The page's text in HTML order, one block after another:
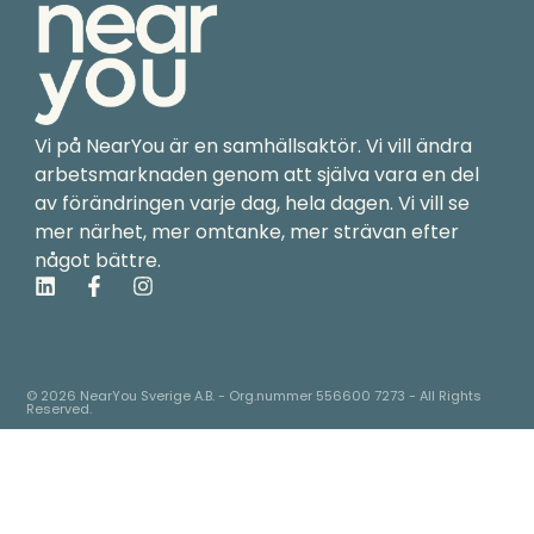
Vi på NearYou är en samhällsaktör. Vi vill ändra
arbetsmarknaden genom att själva vara en del
av förändringen varje dag, hela dagen. Vi vill se
mer närhet, mer omtanke, mer strävan efter
något bättre.
L
d
i
n
F
o
k
I
g
a
© 2026 NearYou Sverige A.B. - Org.nummer 556600 7273 - All Rights
Reserved.